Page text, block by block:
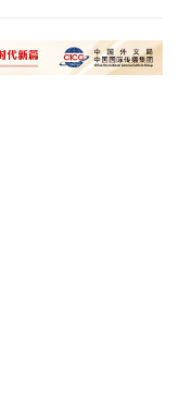
度发生军事政变